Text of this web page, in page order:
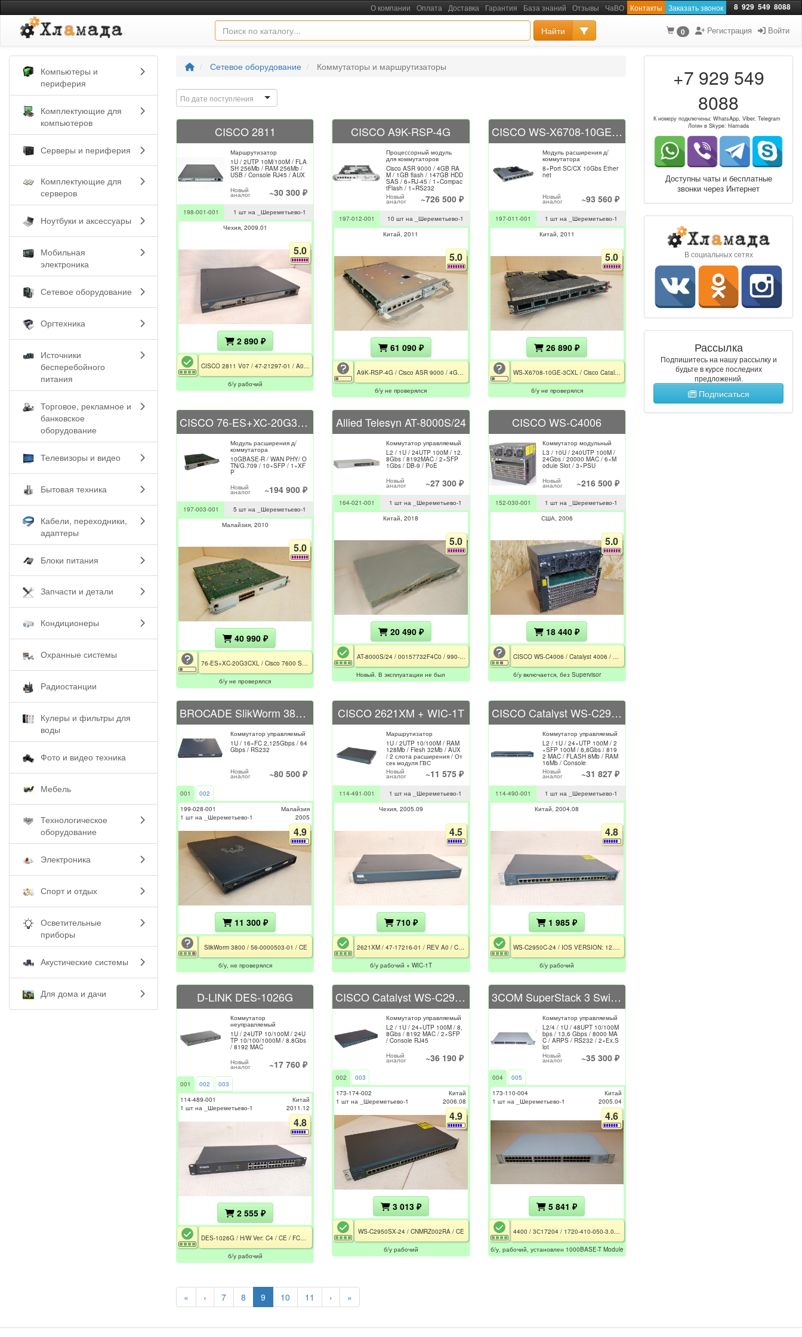
О компании Оплата Доставка Гарантия База знаний Отзывы ЧаВО Контакты Заказать звонок 8 929 549 8088
Найти 0 Регистрация Войти
Компьютеры и
периферия
Комплектующие для
компьютеров
Серверы и периферия
Комплектующие для
серверов
Ноутбуки и аксессуары
Мобильная
электроника
Сетевое оборудование
Оргтехника
Источники
бесперебойного
питания
Торговое, рекламное и
банковское
оборудование
Телевизоры и видео
Бытовая техника
Кабели, переходники,
адаптеры
Блоки питания
Запчасти и детали
Кондиционеры
Охранные системы
Радиостанции
Кулеры и фильтры для
воды
Фото и видео техника
Мебель
Технологическое
оборудование
Электроника
Спорт и отдых
Осветительные
приборы
Акустические системы
Для дома и дачи
Сетевое оборудование Коммутаторы и маршрутизаторы
По дате поступления
CISCO 2811
Маршрутизатор
1U / 2UTP 10M/100M / FLA
SH 256Mb / RAM 256Mb /
USB / Console RJ45 / AUX
Новый
аналог ~30 300 ₽
198-001-001
1 шт на _Шереметьево-1
Чехия 2009.01
5.0
2 890 ₽
б/у рабочий
CISCO A9K-RSP-4G
Процессорный модуль
для коммутаторов
Cisco ASR 9000 / 4GB RA
M / 1GB flash / 147GB HDD
SAS / 6×RJ-45 / 1×Compac
tFlash / 1×RS232
Новый
аналог ~726 500 ₽
197-012-001
10 шт на _Шереметьево-1
Китай 2011
5.0
61 090 ₽
б/у не проверялся
CISCO WS-X6708-10GE-3CXL
Модуль расширения д/
коммутатора
8×Port SC/CX 10Gbs Ether
net
Новый
аналог ~93 560 ₽
197-011-001
1 шт на _Шереметьево-1
Китай 2011
5.0
26 890 ₽
WS-X6708-10GE-3CXL / Cisco Catalyst 6500 series / не проверялся
б/у не проверялся
CISCO 76-ES+XC-20G3CXL
Модуль расширения д/
коммутатора
10GBASE-R / WAN PHY/ O
TN/G.709 / 10×SFP / 1×XF
P
Новый
аналог ~194 900 ₽
197-003-001
5 шт на _Шереметьево-1
Малайзия 2010
5.0
40 990 ₽
б/у не проверялся
Allied Telesyn AT-8000S/24
Коммутатор управляемый
L2 / 1U / 24UTP 100M / 12.
8Gbs / 8192MAC / 2×SFP
1Gbs / DB-9 / PoE
Новый
аналог ~27 300 ₽
164-021-001
1 шт на _Шереметьево-1
Китай 2018
5.0
20 490 ₽
Новый. В эксплуатации не был
CISCO WS-C4006
Коммутатор модульный
L3 / 10U / 240UTP 100M /
24Gbs / 20000 MAC / 6×M
odule Slot / 3×PSU
Новый
аналог ~216 500 ₽
152-030-001
1 шт на _Шереметьево-1
США 2006
5.0
18 440 ₽
б/у включается, без Supervisor
BROCADE SlikWorm 3800 Fibre Channel Switch
Коммутатор управляемый
1U / 16×FC 2,125Gbps / 64
Gbps / RS232
Новый
аналог ~80 500 ₽
001
002
199-028-001
1 шт на _Шереметьево-1
Малайзия
2005
4.9
11 300 ₽
SlikWorm 3800 / 56-0000503-01 / CE
б/у, не проверялся
CISCO 2621XM + WIC-1T
Маршрутизатор
1U / 2UTP 10/100M / RAM
128Mb / Flesh 32Mb / AUX
/ 2 слота расширения / От
сек модуля ГВС
Новый
аналог ~11 575 ₽
114-491-001
1 шт на _Шереметьево-1
Чехия 2005.09
4.5
710 ₽
б/у рабочий + WIC-1T
CISCO Catalyst WS-C2950C-24
Коммутатор управляемый
L2 / 1U / 24×UTP 100M / 2
×SFP 100M / 8,8Gbs / 819
2 MAC / FLASH 8Mb / RAM
16Mb / Console
Новый
аналог ~31 827 ₽
114-490-001
1 шт на _Шереметьево-1
Китай 2004.08
4.8
1 985 ₽
б/у рабочий
D-LINK DES-1026G
Коммутатор
неуправляемый
1U / 24UTP 10/100M / 24U
TP 10/100/1000M / 8.8Gbs
/ 8192 MAC
Новый
аналог ~17 760 ₽
001 002
003
114-489-001
1 шт на _Шереметьево-1
Китай
2011.12
4.8
2 555 ₽
б/у рабочий
CISCO Catalyst WS-C2950SX-24
Коммутатор управляемый
L2 / 1U / 24×UTP 100M / 8,
8Gbs / 8192 MAC / 2×SFP
/ Console RJ45
Новый
аналог ~36 190 ₽
002
003
173-174-002
1 шт на _Шереметьево-1
Китай
2006.08
4.9
3 013 ₽
WS-C2950SX-24 / CNMRZ002RA / CE
б/у рабочий
3COM SuperStack 3 Switch 4400 3C17204
Коммутатор управляемый
L2/4 / 1U / 48UPT 10/100M
bps / 13,6 Gbps / 8000 MA
C / ARPS / RS232 / 2×Ex.S
lot
Новый
аналог ~35 300 ₽
004
005
173-110-004
1 шт на _Шереметьево-1
Китай
2005.04
4.6
5 841 ₽
б/у, рабочий, установлен 1000BASE-T Module
« ‹ 7 8 9 10 11 › »
+7 929 549
8088
К номеру подключены: WhatsApp, Viber, Telegram
Логин в Skype: hlamada
Доступны чаты и бесплатные
звонки через Интернет
В социальных сетях
Рассылка
Подпишитесь на нашу рассылку и
будьте в курсе последних
предложений.
Подписаться